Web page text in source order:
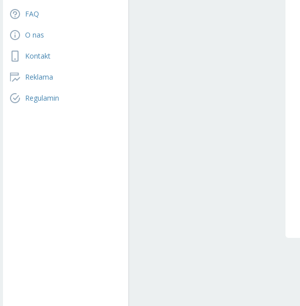
FAQ
O nas
Kontakt
Reklama
Regulamin